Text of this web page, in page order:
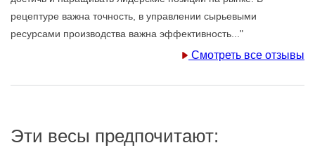
рецептуре важна точность, в управлении сырьевыми
ресурсами производства важна эффективность..."
Смотреть все отзывы
Эти весы предпочитают: